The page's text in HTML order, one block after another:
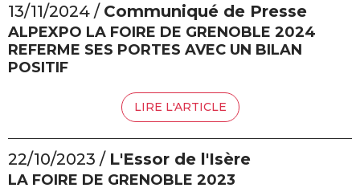
13/11/2024 / Communiqué de Presse
ALPEXPO LA FOIRE DE GRENOBLE 2024
REFERME SES PORTES AVEC UN BILAN
POSITIF
LIRE L'ARTICLE
22/10/2023 / L'Essor de l'Isère
LA FOIRE DE GRENOBLE 2023